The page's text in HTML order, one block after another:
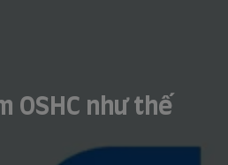
học
OSHC như thế